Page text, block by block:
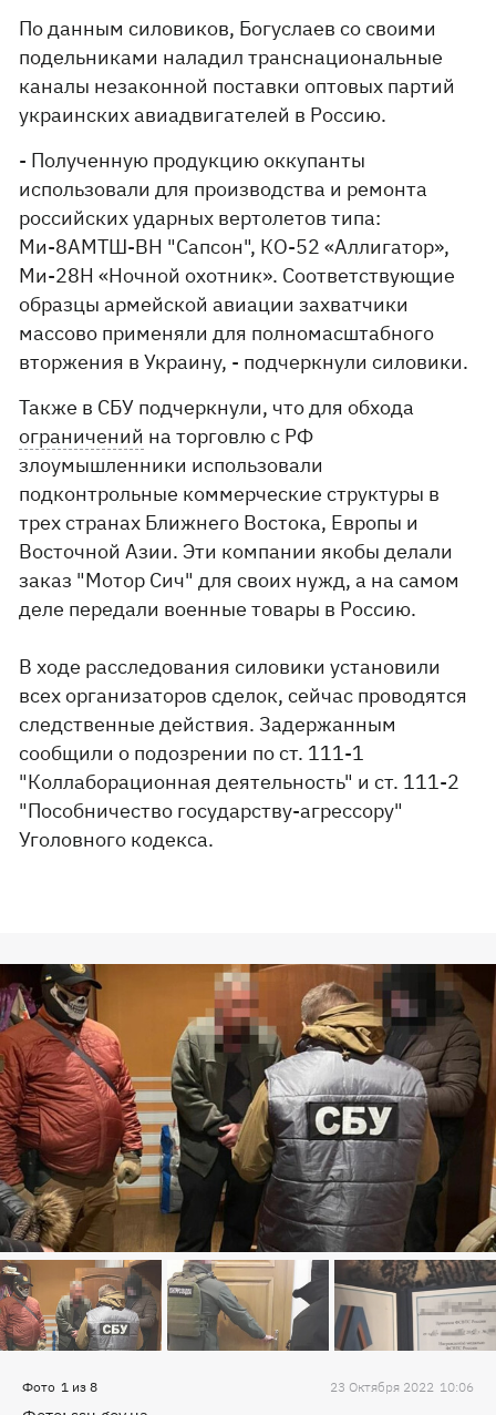
По данным силовиков, Богуслаев со своими
подельниками наладил транснациональные
каналы незаконной поставки оптовых партий
украинских авиадвигателей в Россию.
- Полученную продукцию оккупанты
использовали для производства и ремонта
российских ударных вертолетов типа:
Ми-8АМТШ-ВН "Сапсон", КО-52 «Аллигатор»,
Ми-28Н «Ночной охотник». Соответствующие
образцы армейской авиации захватчики
массово применяли для полномасштабного
вторжения в Украину, - подчеркнули силовики.
Также в СБУ подчеркнули, что для обхода
ограничений на торговлю с РФ
злоумышленники использовали
подконтрольные коммерческие структуры в
трех странах Ближнего Востока, Европы и
Восточной Азии. Эти компании якобы делали
заказ "Мотор Сич" для своих нужд, а на самом
деле передали военные товары в Россию.
В ходе расследования силовики установили
всех организаторов сделок, сейчас проводятся
следственные действия. Задержанным
сообщили о подозрении по ст. 111-1
"Коллаборационная деятельность" и ст. 111-2
"Пособничество государству-агрессору"
Уголовного кодекса.
Фото 1 из 8 23 Октября 2022 10:06